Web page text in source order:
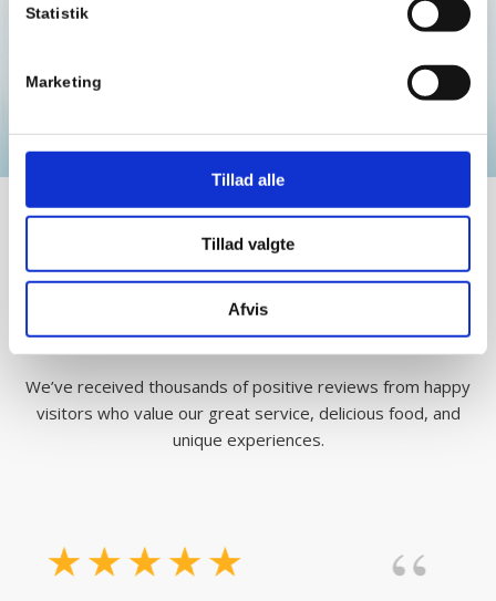
Statistik
Marketing
Tillad alle
Tillad valgte
Afvis
We Collect Happy Guests
What Our Guests Say
We’ve received thousands of positive reviews from happy
visitors who value our great service, delicious food, and
unique experiences.